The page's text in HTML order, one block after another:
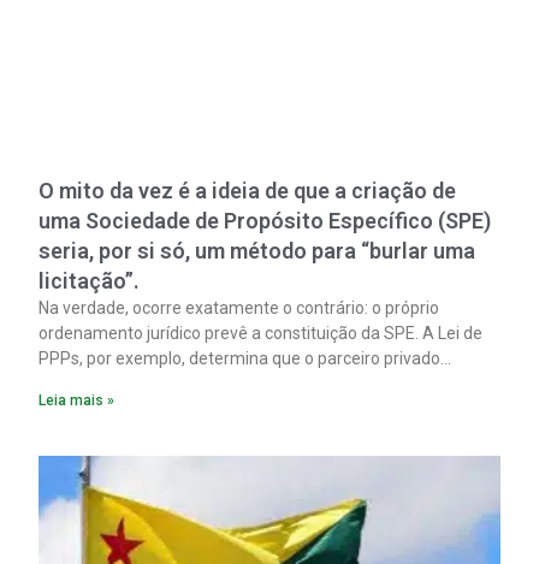
O mito da vez é a ideia de que a criação de
uma Sociedade de Propósito Específico (SPE)
seria, por si só, um método para “burlar uma
licitação”.
Na verdade, ocorre exatamente o contrário: o próprio
ordenamento jurídico prevê a constituição da SPE. A Lei de
PPPs, por exemplo, determina que o parceiro privado
empreendimento. Ou seja, a suposta “fraude à licitação” é
figura é facultativa e sujeita a uma escolha racional de
projeto a projeto.
Leia mais »